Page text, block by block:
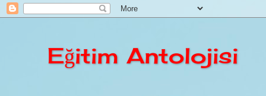
Eğitim Antolojisi